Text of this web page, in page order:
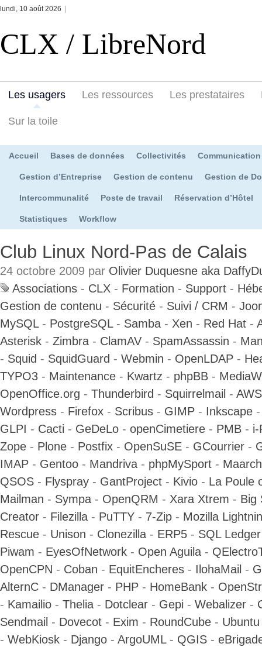
lundi, 10 août 2026
CLX / LibreNord
Les usagers Les ressources Les prestataires
Sur la toile
Accueil Bases de données Collectivités Communication
Gestion d’Entreprise Gestion de contenu Gestion de
Intercommunalité Poste de travail Réservation d’Hôtel
Statistiques Workflow
Club Linux Nord-Pas de Calais
24 octobre 2009 par Olivier Duquesne aka
Associations - CLX - Formation - Support -
Gestion de contenu - Sécurité - Suivi / CRM -
MySQL- PostgreSQL- Samba - Xen - Red Hat -
Asterisk - Zimbra - ClamAV - SpamAssassin -
- Squid - SquidGuard - Webmin - OpenLDAP -
TYPO3 - Maintenance - Kwartz - phpBB -
OpenOffice.org - Thunderbird - Squirrelmail -
Wordpress - Firefox - Scribus - GIMP - Inkscape
GLPI - Cacti - GeDeLo - openCimetiere - PMB - i-
Zope - Plone - Postfix - OpenSuSE - GCourrier -
IMAP - Gentoo - Mandriva - phpMySport - Maarch
QSOS - Flyspray - GantProject - Kivio - La Poule
Mailman - Sympa - OpenQRM - Xara Xtrem - Big
Creator - Filezilla - PuTTY - 7-Zip - Mozilla
Rescue - Unison - Clonezilla - ERP5 - SQL Ledger
Piwam - EyesOfNetwork - Open Aguila -
OpenCPN - Coban - EquitEncheres - IlohaMail -
AlternC - DManager - PHP - HomeBank -
- Kamailio - Thelia - Dotclear - Gepi - Webalizer -
Sendmail - Dovecot - Exim - RoundCube - Ubuntu
- WebKiosk - Django - ArgoUML- QGIS -